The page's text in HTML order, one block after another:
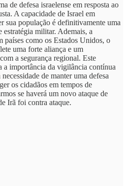
de defesa israelense em resposta ao
A capacidade de Israel em
sua população é definitivamente uma
estratégia militar. Ademais, a
países como os Estados Unidos, o
uma forte aliança e um
a segurança regional. Este
a importância da vigilância contínua
de manter uma defesa
os cidadãos em tempos de
se haverá um novo ataque de
Irã foi contra ataque.